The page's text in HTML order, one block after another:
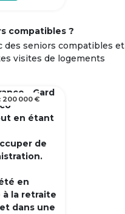
compatibles ?
des seniors compatibles et
visites de logements
- Gard
en étant
de
en
la retraite
dans une
000 €